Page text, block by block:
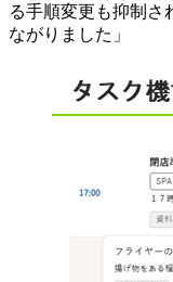
る手順変更も抑制さ
ながりました」